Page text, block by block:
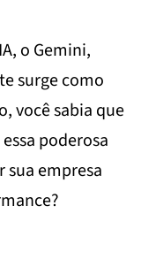
o Gemini,
surge como
você sabia que
poderosa
empresa